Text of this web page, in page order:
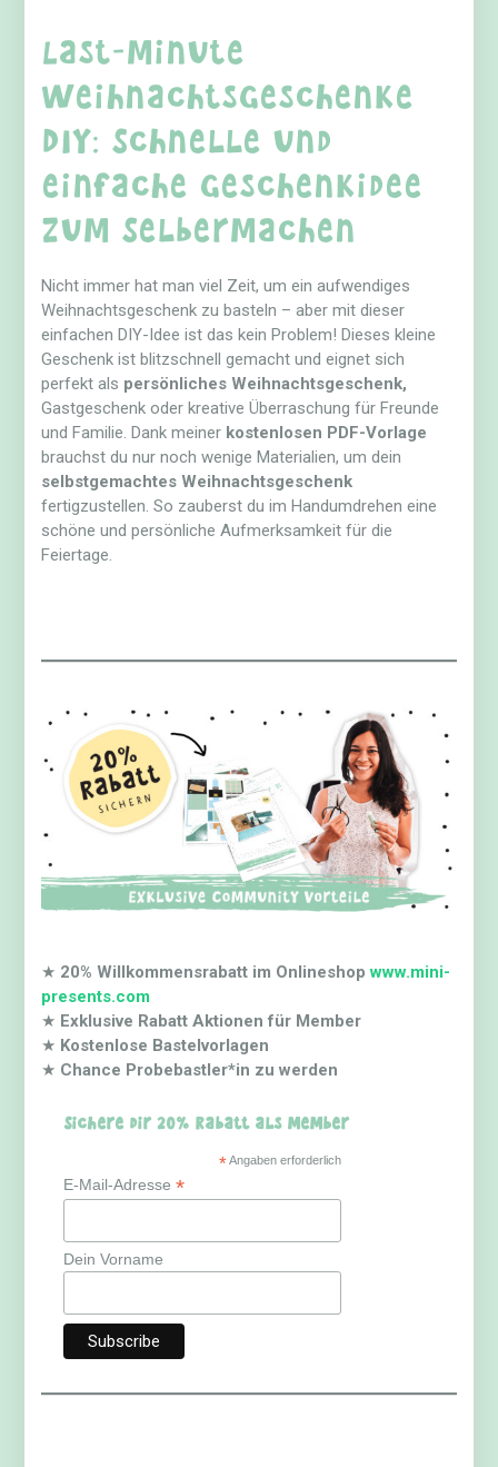
Last-Minute
Weihnachtsgeschenke
DIY: Schnelle und
einfache Geschenkidee
zum Selbermachen
Nicht immer hat man viel Zeit, um ein aufwendiges
Weihnachtsgeschenk zu basteln – aber mit dieser
einfachen DIY-Idee ist das kein Problem! Dieses kleine
Geschenk ist blitzschnell gemacht und eignet sich
perfekt als persönliches Weihnachtsgeschenk,
Gastgeschenk oder kreative Überraschung für Freunde
und Familie. Dank meiner kostenlosen PDF-Vorlage
brauchst du nur noch wenige Materialien, um dein
selbstgemachtes Weihnachtsgeschenk
fertigzustellen. So zauberst du im Handumdrehen eine
schöne und persönliche Aufmerksamkeit für die
Feiertage.
★ 20% Willkommensrabatt im Onlineshopwww.mini-
presents.com
★ Exklusive Rabatt Aktionen für Member
★ Kostenlose Bastelvorlagen
★ Chance Probebastler*in zu werden
Sichere dir 20% Rabatt als Member
*Angaben erforderlich
E-Mail-Adresse*
Dein Vorname